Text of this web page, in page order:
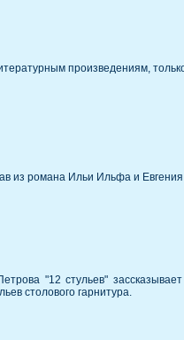
произведениям,
из романа Ильи Ильфа и
"12 стульев"
столового гарнитура.